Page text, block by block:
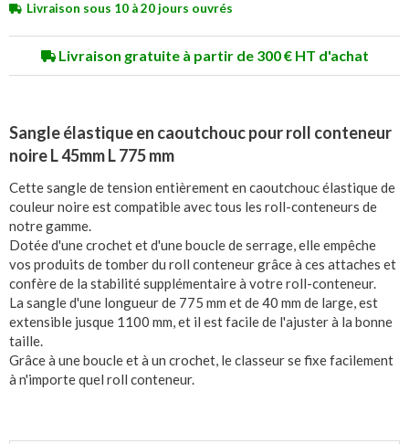
Livraison sous 10 à 20 jours ouvrés
Livraison gratuite à partir de 300 € HT d'achat
Sangle élastique en caoutchouc pour roll conteneur
noire L 45mm L 775 mm
Cette sangle de tension entièrement en caoutchouc élastique de
couleur noire est compatible avec tous les roll-conteneurs de
notre gamme.
Dotée d'une crochet et d'une boucle de serrage, elle empêche
vos produits de tomber du roll conteneur grâce à ces attaches et
confère de la stabilité supplémentaire à votre roll-conteneur.
La sangle d'une longueur de 775 mm et de 40 mm de large, est
extensible jusque 1100 mm, et il est facile de l'ajuster à la bonne
taille.
Grâce à une boucle et à un crochet, le classeur se fixe facilement
à n'importe quel roll conteneur.